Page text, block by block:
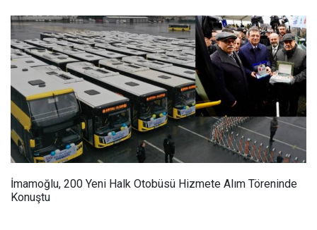
İmamoğlu, 200 Yeni Halk Otobüsü Hizmete Alım Töreninde
Konuştu